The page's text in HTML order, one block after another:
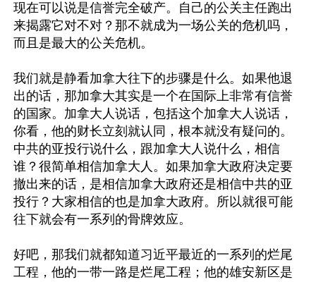
现在可以说是信誉完全破产。自己的公关主任跑出
来揭露它对不对？那不就成为一场公关的危机吗，
而且是最大的公关危机。
我们就是静看加拿大往下的步骤是什么。如果他退
出的话，那加拿大其实是一个在国际上非常有信誉
的国家。加拿大人说话，包括这个加拿大人说话，
你看，他的财长立刻就认同，根本就没有疑问的。
中共的亚投行说什么，跟加拿大人说什么，相信
谁？很简单相信加拿大人。如果加拿大政府决定要
撤出来的话，是相信加拿大政府还是相信中共的亚
投行？大家相信的也是加拿大政府。所以就很可能
往下就会有一系列的骨牌效应。
好吧，那我们就都知道习近平最近的一系列的烂尾
工程，他的一带一路是烂尾工程；他的雄安新区是